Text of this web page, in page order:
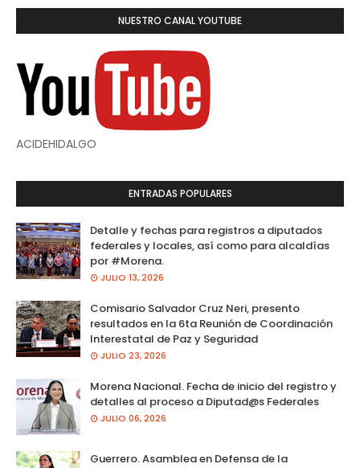
NUESTRO CANAL YOUTUBE
ACIDEHIDALGO
ENTRADAS POPULARES
Detalle y fechas para registros a diputados
federales y locales, así como para alcaldías
por #Morena.
JULIO 13, 2026
Comisario Salvador Cruz Neri, presento
resultados en la 6ta Reunión de Coordinación
Interestatal de Paz y Seguridad
JULIO 23, 2026
Morena Nacional. Fecha de inicio del registro y
detalles al proceso a Diputad@s Federales
JULIO 06, 2026
Guerrero. Asamblea en Defensa de la